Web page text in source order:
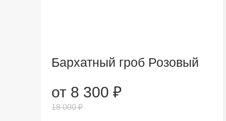
Бархатный гроб Розовый
от 8 300 ₽
18 000 ₽